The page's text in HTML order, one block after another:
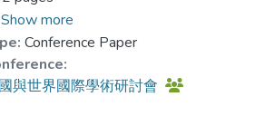
「中外交往」這個一直備受關注的課題
重要，我們必須具備一個立體多維、溯
史、著眼互動的國際視野，才能掌握未
國與世界的形勢。
Show more
Conference Paper
與世界國際學術研討會